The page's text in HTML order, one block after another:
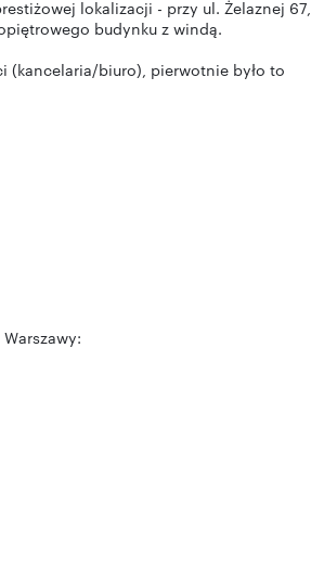
lokalizacji - przy ul. Żelaznej 67,
budynku z windą.
(kancelaria/biuro), pierwotnie było to